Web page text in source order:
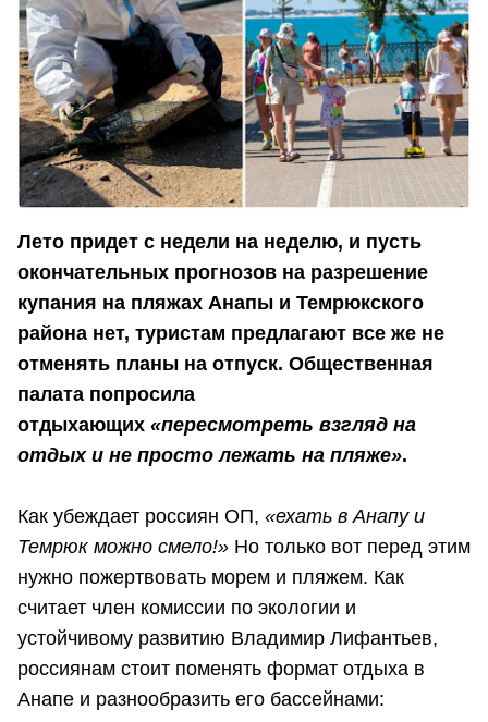
Лето придет с недели на неделю, и пусть
окончательных прогнозов на разрешение
купания на пляжах Анапы и Темрюкского
района нет, туристам предлагают все же не
отменять планы на отпуск. Общественная
палата попросила
отдыхающих «пересмотреть взгляд на
отдых и не просто лежать на пляже».
Как убеждает россиян ОП, «ехать в Анапу и
Темрюк можно смело!» Но только вот перед этим
нужно пожертвовать морем и пляжем. Как
считает член комиссии по экологии и
устойчивому развитию Владимир Лифантьев,
россиянам стоит поменять формат отдыха в
Анапе и разнообразить его бассейнами: